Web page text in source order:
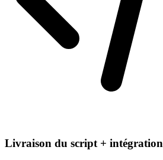
Livraison du script + intégration